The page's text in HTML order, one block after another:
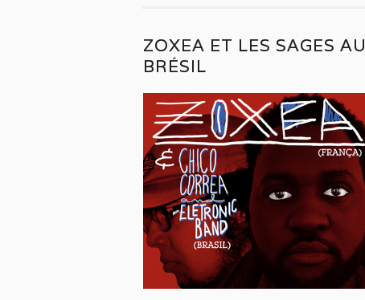
ZOXEA ET LES SAGES AU
BRÉSIL